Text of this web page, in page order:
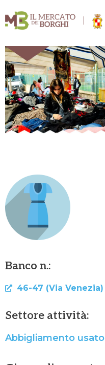
Banco n.:
46-47 (Via Venezia)
Settore attività:
Abbigliamento usato